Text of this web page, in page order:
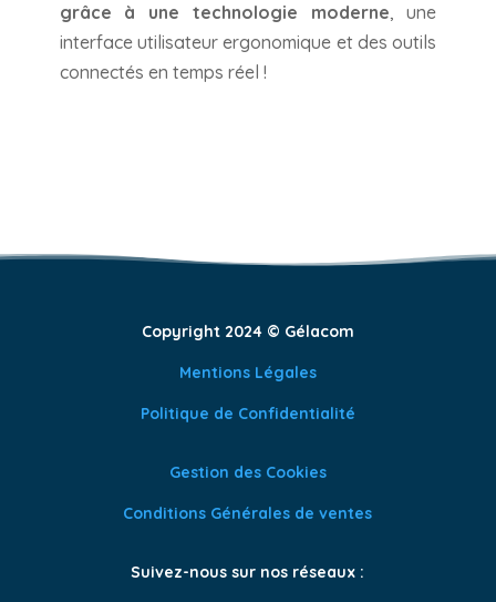
grâce à une technologie moderne, une
interface utilisateur ergonomique et des outils
connectés en temps réel !
Copyright 2024 © Gélacom
Mentions Légales
Politique de Confidentialité
Gestion des Cookies
Conditions Générales de ventes
Suivez-nous sur nos réseaux :